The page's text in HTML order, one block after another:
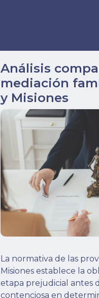
Análisis
mediación
y Misiones
La normativa de las
Misiones establece la
etapa prejudicial antes
contenciosa en